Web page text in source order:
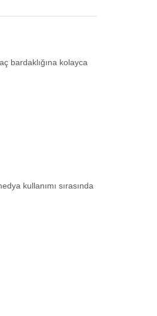
bardaklığına kolayca
kullanımı sırasında